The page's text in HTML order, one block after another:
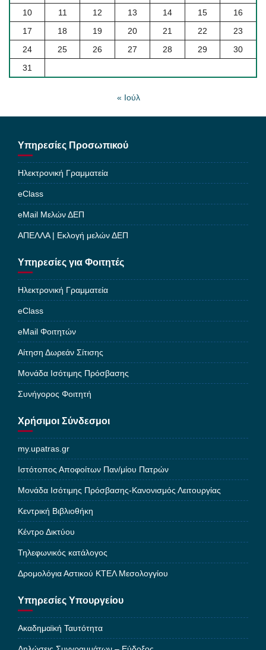
10
11 12 13 14 15
16
17
18 19 20 21 22
23
24
25 26 27 28 29
30
31
« Ιούλ
Υπηρεσίες Προσωπικού
Ηλεκτρονική Γραμματεία
eClass
eMail Μελών ΔΕΠ
ΑΠΕΛΛΑ | Εκλογή μελών ΔΕΠ
Υπηρεσίες για Φοιτητές
Ηλεκτρονική Γραμματεία
eClass
eMail Φοιτητών
Αίτηση Δωρεάν Σίτισης
Μονάδα Ισότιμης Πρόσβασης
Συνήγορος Φοιτητή
Χρήσιμοι Σύνδεσμοι
my.upatras.gr
Ιστότοπος Αποφοίτων Παν/μίου Πατρών
Μονάδα Ισότιμης Πρόσβασης-Κανονισμός Λειτουργίας
Κεντρική Βιβλιοθήκη
Κέντρο Δικτύου
Τηλεφωνικός κατάλογος
Δρομολόγια Αστικού ΚΤΕΛ Μεσολογγίου
Υπηρεσίες Υπουργείου
Ακαδημαϊκή Ταυτότητα